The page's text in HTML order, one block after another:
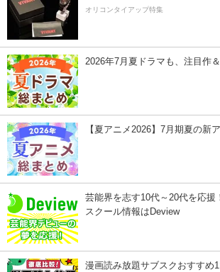
オリコンタイアップ特集
2026年7月夏ドラマも、注目作
【夏アニメ2026】7月期夏の新
芸能界を志す10代～20代を応援
スクール情報はDeview
漫画読み放題サブスクおすすめ